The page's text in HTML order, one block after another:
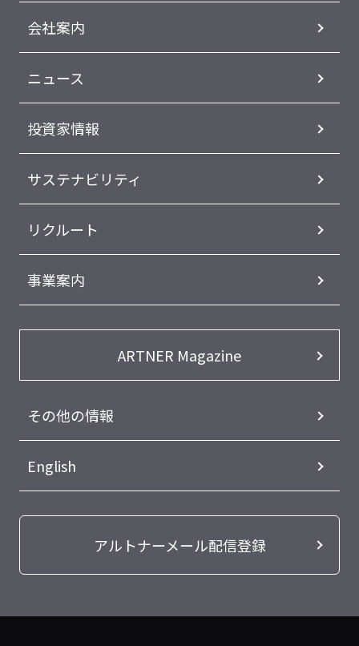
会社案内
ニュース
投資家情報
サステナビリティ
リクルート
事業案内
ARTNER Magazine
その他の情報
English
アルトナーメール配信登録